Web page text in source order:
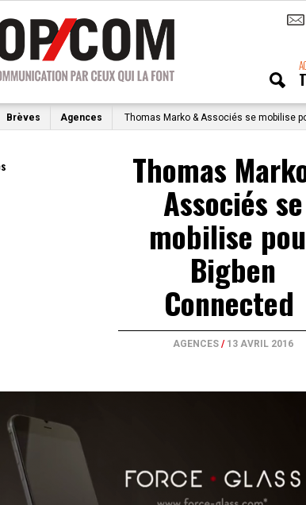
Brèves Agences Thomas Marko & Associés se mobilise
Thomas
Associés se
mobilise
Bigben
Connected
AGENCES / 13 AVRIL 2016